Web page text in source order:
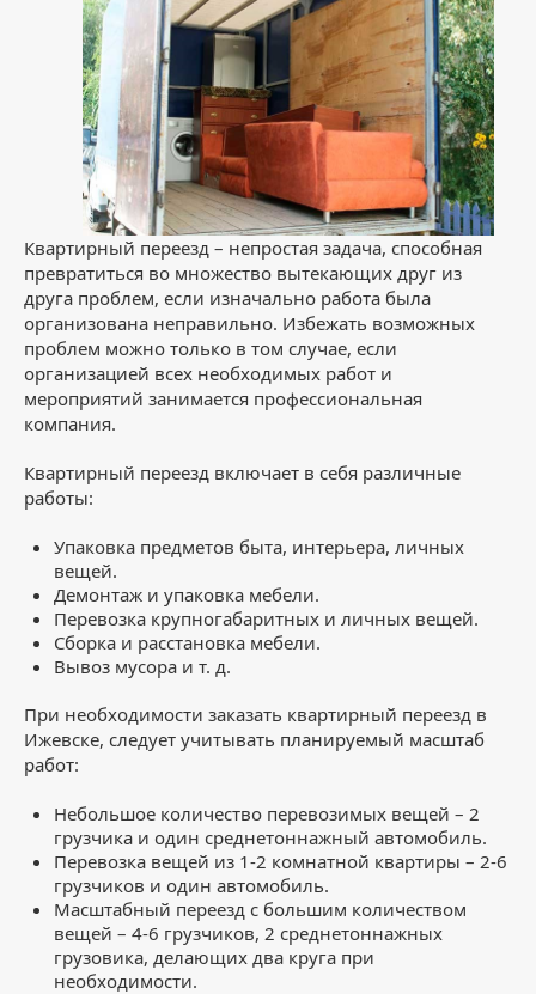
Квартирный переезд – непростая задача, способная
превратиться во множество вытекающих друг из
друга проблем, если изначально работа была
организована неправильно. Избежать возможных
проблем можно только в том случае, если
организацией всех необходимых работ и
мероприятий занимается профессиональная
компания.
Квартирный переезд включает в себя различные
работы:
Упаковка предметов быта, интерьера, личных
вещей.
Демонтаж и упаковка мебели.
Перевозка крупногабаритных и личных вещей.
Сборка и расстановка мебели.
Вывоз мусора и т. д.
При необходимости заказать квартирный переезд в
Ижевске, следует учитывать планируемый масштаб
работ:
Небольшое количество перевозимых вещей – 2
грузчика и один среднетоннажный автомобиль.
Перевозка вещей из 1-2 комнатной квартиры – 2-6
грузчиков и один автомобиль.
Масштабный переезд с большим количеством
вещей – 4-6 грузчиков, 2 среднетоннажных
грузовика, делающих два круга при
необходимости.